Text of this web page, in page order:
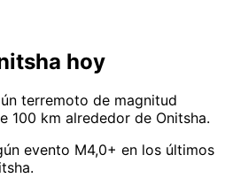
hoy
terremoto de magnitud
100 km alrededor de Onitsha.
evento M4,0+ en los últimos